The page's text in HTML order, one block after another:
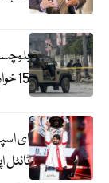
15 خوارج ہلاک
ٹائٹل